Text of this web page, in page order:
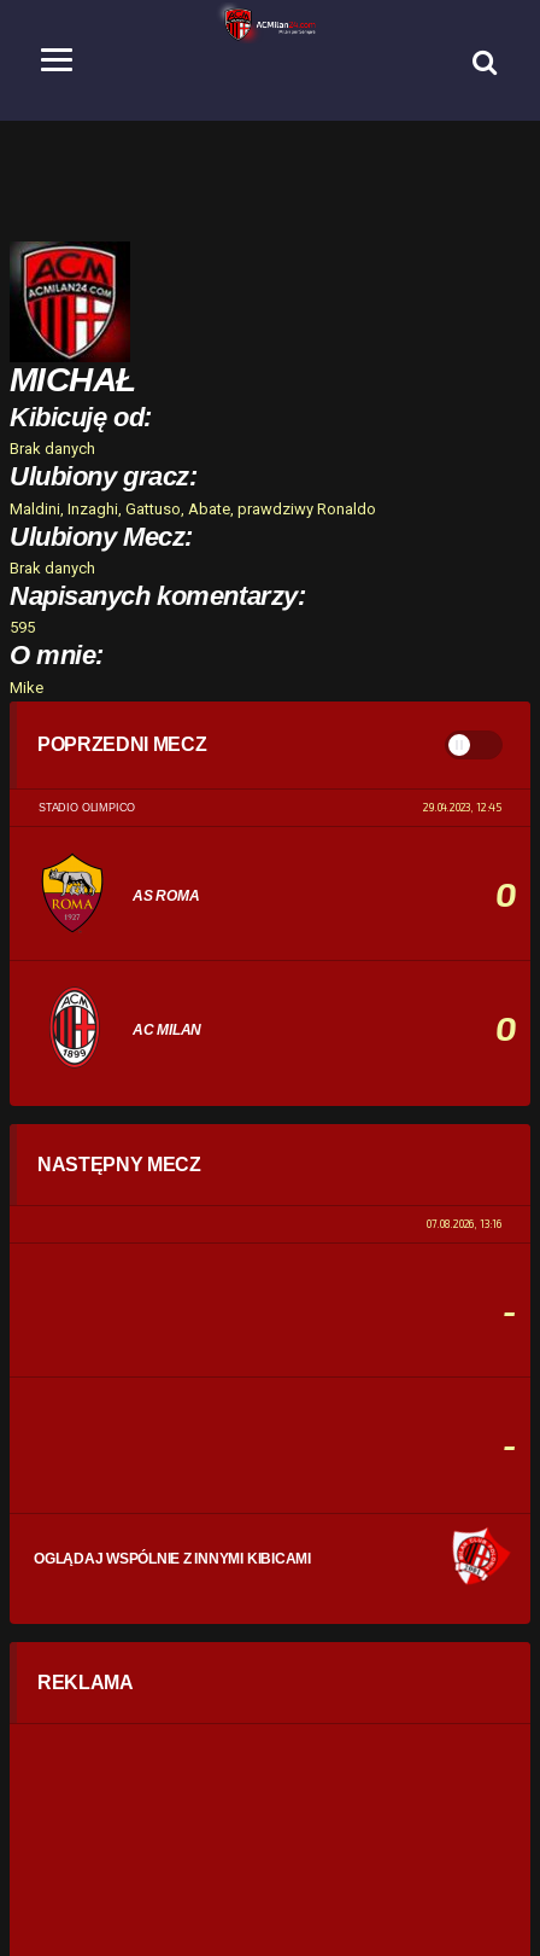
MICHAŁ
Kibicuję od:
Brak danych
Ulubiony gracz:
Maldini, Inzaghi, Gattuso, Abate, prawdziwy Ronaldo
Ulubiony Mecz:
Brak danych
Napisanych komentarzy:
595
O mnie:
Mike
POPRZEDNI MECZ
STADIO OLIMPICO 29.04.2023, 12:45
AS ROMA 0
AC MILAN 0
STATYSTYKI
0% 100%
NASTĘPNY MECZ
07.08.2026, 13:16
-
-
OGLĄDAJ WSPÓLNIE Z INNYMI KIBICAMI
REKLAMA